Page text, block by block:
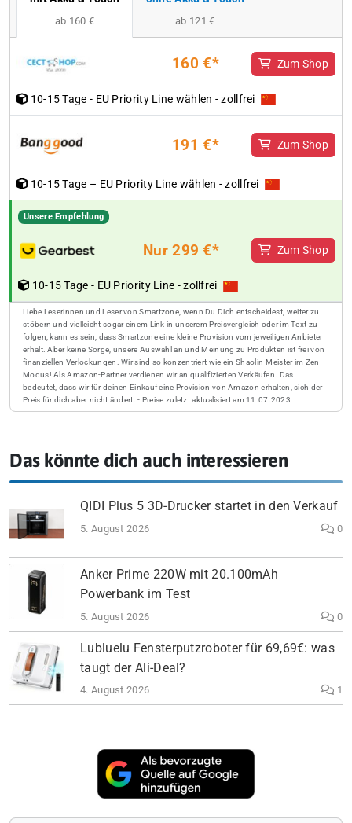
ab 160 € ab 121 €
160 €* Zum Shop
10-15 Tage - EU Priority Line wählen - zollfrei
191 €* Zum Shop
10-15 Tage – EU Priority Line wählen - zollfrei
Unsere Empfehlung
Nur 299 €* Zum Shop
10-15 Tage - EU Priority Line - zollfrei
Liebe Leserinnen und Leser von Smartzone, wenn Du Dich entscheidest, weiter zu
stöbern und vielleicht sogar einem Link in unserem Preisvergleich oder im Text zu
folgen, kann es sein, dass Smartzone eine kleine Provision vom jeweiligen Anbieter
erhält. Aber keine Sorge, unsere Auswahl an und Meinung zu Produkten ist frei von
finanziellen Verlockungen. Wir sind so konzentriert wie ein Shaolin-Meister im Zen-
Modus! Als Amazon-Partner verdienen wir an qualifizierten Verkäufen. Das
bedeutet, dass wir für deinen Einkauf eine Provision von Amazon erhalten, sich der
Preis für dich aber nicht ändert. - Preise zuletzt aktualisiert am 11.07.2023
Das könnte dich auch interessieren
QIDI Plus 5 3D-Drucker startet in den Verkauf
5. August 2026 0
Anker Prime 220W mit 20.100mAh
Powerbank im Test
5. August 2026 0
Lubluelu Fensterputzroboter für 69,69€: was
taugt der Ali-Deal?
4. August 2026 1